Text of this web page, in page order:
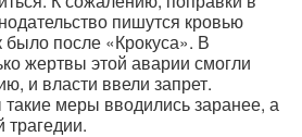
пишутся кровью
после «Крокуса». В
жертвы этой аварии смогли
и власти ввели запрет.
меры вводились заранее, а
трагедии.